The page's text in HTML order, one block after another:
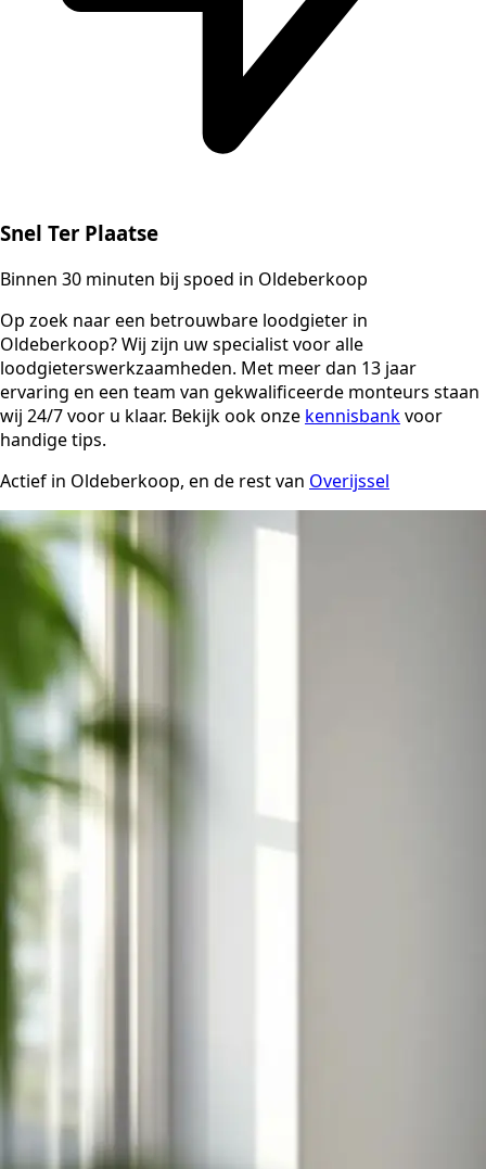
Snel Ter Plaatse
Binnen 30 minuten bij spoed in Oldeberkoop
Op zoek naar een betrouwbare loodgieter in
Oldeberkoop? Wij zijn uw specialist voor alle
loodgieterswerkzaamheden. Met meer dan 13 jaar
ervaring en een team van gekwalificeerde monteurs staan
wij 24/7 voor u klaar. Bekijk ook onze kennisbankvoor
handige tips.
Actief in Oldeberkoop, en de rest van Overijssel